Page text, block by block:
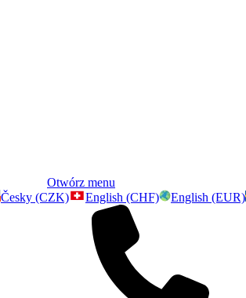
Otwórz menu
Česky (CZK) English (CHF) English (EUR)